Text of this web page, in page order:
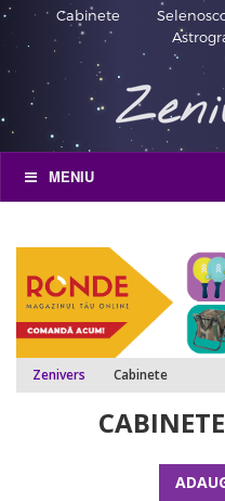
Cabinete
MENIU
Zenivers Cabinete